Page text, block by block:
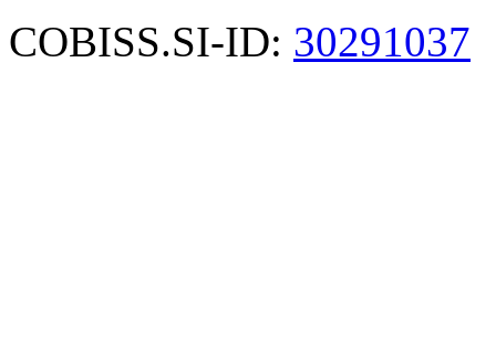
COBISS.SI-ID: 30291037